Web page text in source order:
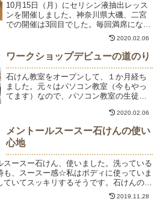
10月15日（月）にセリシン液抽出レッス
ンを開催しました。神奈川県大磯、二宮
での開催は3回目でした。毎回満席になる
大人気のセリシン♡自分で使って納得、
皮膚トラブル持ちの愛犬に使って絶大な
効果を実感し、セリシンを使い続けてく
れている生徒さんの...
2020.02.06
ワークショップデビューの道のり
石けん教室をオープンして、１か月経ち
ました。元々はパソコン教室（今もやっ
てます）なので、パソコン教室の生徒様
す。パソコン教室を始めたのが１６年
前。今、その時のことを思い出しなが
ら、石けん教室を立ち上げてます...
2020.02.06
メントールスースー石けんの使い
心地
ースー石けん、使いました。洗っている
も、スースー感☆私はボディに使っていま
いてスッキリするそうです。石けんのメ
ルなので、肌はしっとり感が残り...2019.11.28